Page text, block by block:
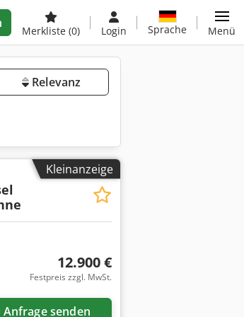
Merkliste (0) Login Sprache Menü
Relevanz
Kleinanzeige
12.900 €
Festpreis zzgl. MwSt.
Anfrage senden